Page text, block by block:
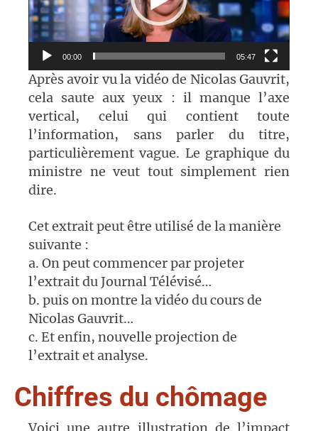
00:00 05:47
Après avoir vu la vidéo de Nicolas Gauvrit,
cela saute aux yeux : il manque l’axe
vertical, celui qui contient toute
l’information, sans parler du titre,
particulièrement vague. Le graphique du
ministre ne veut tout simplement rien
dire.
Cet extrait peut être utilisé de la manière
suivante :
a. On peut commencer par projeter
l’extrait du Journal Télévisé…
b. puis on montre la vidéo du cours de
Nicolas Gauvrit…
c. Et enfin, nouvelle projection de
l’extrait et analyse.
Chiffres du chômage